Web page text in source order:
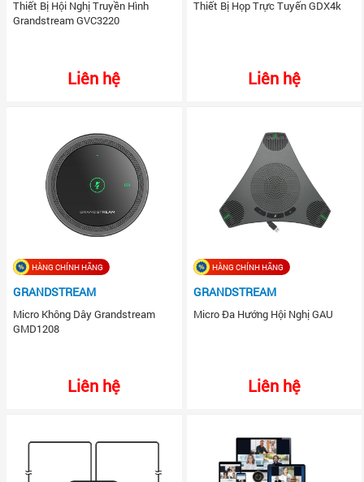
Thiết Bị Hội Nghị Truyền Hình
Grandstream GVC3220
Liên hệ
Thiết Bị Họp Trực Tuyến GDX4k
Liên hệ
HÀNG CHÍNH HÃNG
GRANDSTREAM
Micro Không Dây Grandstream
GMD1208
Liên hệ
HÀNG CHÍNH HÃNG
GRANDSTREAM
Micro Đa Hướng Hội Nghị GAU
Liên hệ